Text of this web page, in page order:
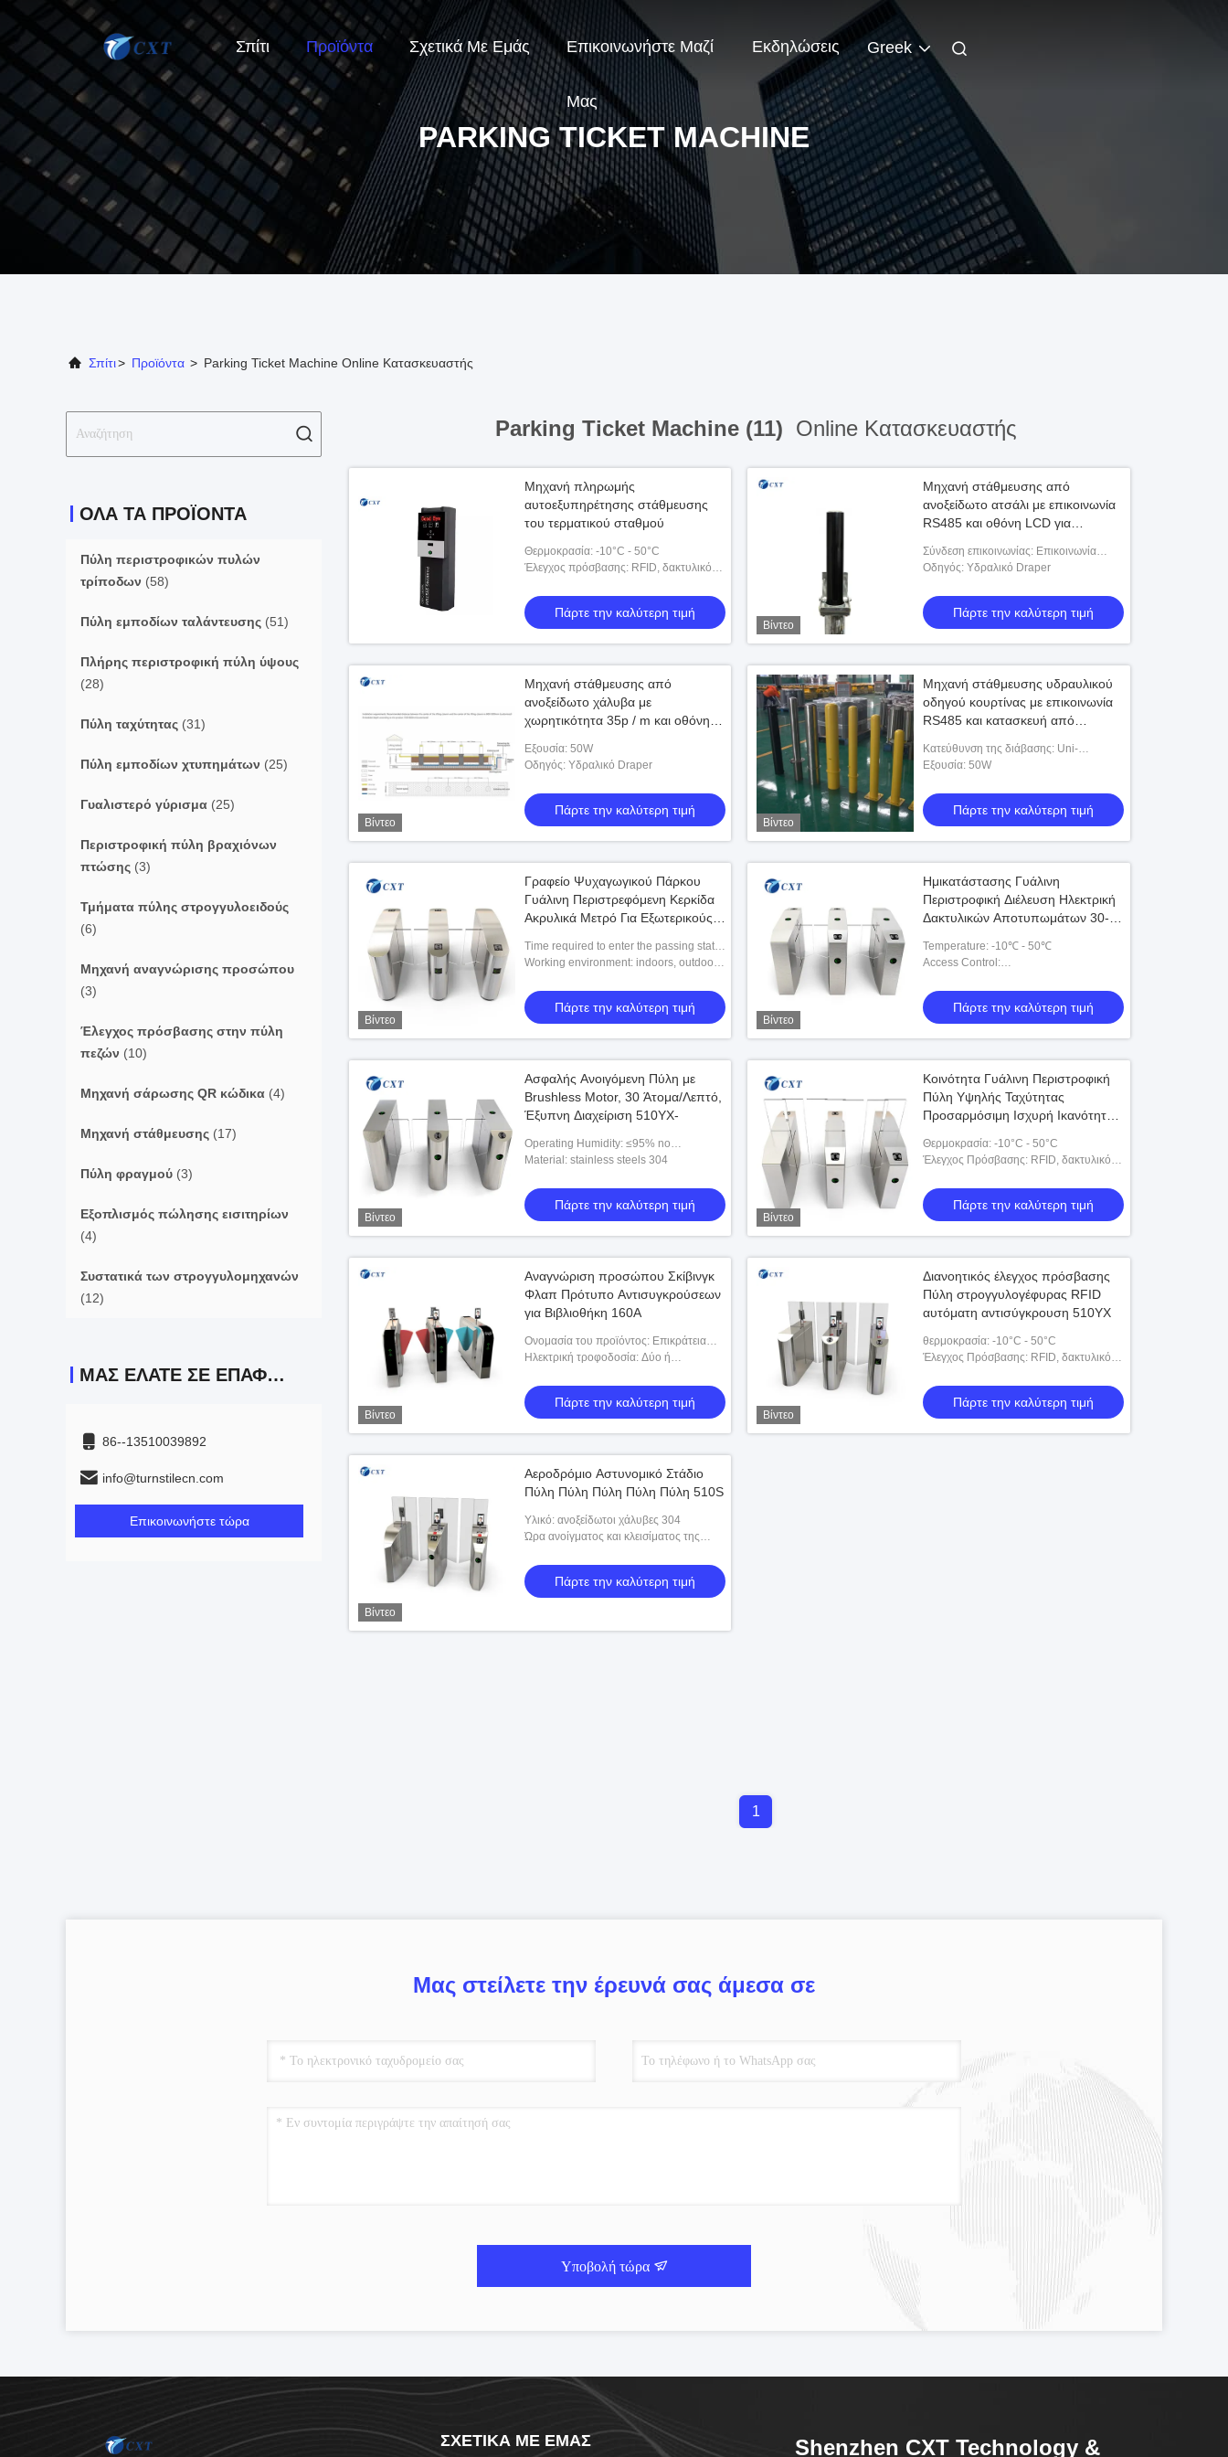
Σπίτι Προϊόντα Σχετικά Με Εμάς Επικοινωνήστε Μαζί
Μας
Εκδηλώσεις Greek
PARKING TICKET MACHINE
Σπίτι> Προϊόντα > Parking Ticket Machine Online Κατασκευαστής
ΌΛΑ ΤΑ ΠΡΟΪΌΝΤΑ
Πύλη περιστροφικών πυλών
τρίποδων (58)
Πύλη εμποδίων ταλάντευσης (51)
Πλήρης περιστροφική πύλη ύψους
(28)
Πύλη ταχύτητας (31)
Πύλη εμποδίων χτυπημάτων (25)
Γυαλιστερό γύρισμα (25)
Περιστροφική πύλη βραχιόνων
πτώσης (3)
Τμήματα πύλης στρογγυλοειδούς
(6)
Μηχανή αναγνώρισης προσώπου
(3)
Έλεγχος πρόσβασης στην πύλη
πεζών (10)
Μηχανή σάρωσης QR κώδικα (4)
Μηχανή στάθμευσης (17)
Πύλη φραγμού (3)
Εξοπλισμός πώλησης εισιτηρίων
(4)
Συστατικά των στρογγυλομηχανών
(12)
ΜΑΣ ΕΛΆΤΕ ΣΕ ΕΠΑΦΉ ΜΕ
86--13510039892
info@turnstilecn.com
Επικοινωνήστε τώρα
Parking Ticket Machine (11) Online Κατασκευαστής
Μηχανή πληρωμής
αυτοεξυπηρέτησης στάθμευσης
του τερματικού σταθμού
Θερμοκρασία: -10°C - 50°C
Έλεγχος πρόσβασης: RFID, δακτυλικό
συμβολικό
Πάρτε την καλύτερη τιμή
Βίντεο
Μηχανή στάθμευσης από
ανοξείδωτο ατσάλι με επικοινωνία
RS485 και οθόνη LCD για
στάθμευσης
Σύνδεση επικοινωνίας: Επικοινωνία
RS485
Οδηγός: Υδραλικό Draper
Πάρτε την καλύτερη τιμή
Βίντεο
Μηχανή στάθμευσης από
ανοξείδωτο χάλυβα με
χωρητικότητα 35p / m και οθόνη
διαχείριση στάθμευσης
Εξουσία: 50W
Οδηγός: Υδραλικό Draper
Πάρτε την καλύτερη τιμή
Βίντεο
Μηχανή στάθμευσης υδραυλικού
οδηγού κουρτίνας με επικοινωνία
RS485 και κατασκευή από
Κατεύθυνση της διάβασης: Uni-
directional/Bi-κατευθυντικός
Εξουσία: 50W
Πάρτε την καλύτερη τιμή
Βίντεο
Γραφείο Ψυχαγωγικού Πάρκου
Γυάλινη Περιστρεφόμενη Κερκίδα
Ακρυλικά Μετρό Για Εξωτερικούς
Time required to enter the passing state
after power-on: 3 seconds
Working environment: indoors, outdoors
Πάρτε την καλύτερη τιμή
Βίντεο
Ημικατάστασης Γυάλινη
Περιστροφική Διέλευση Ηλεκτρική
Δακτυλικών Αποτυπωμάτων 30-40
510B-
Temperature: -10℃ - 50℃
Access Control:
Πάρτε την καλύτερη τιμή
Βίντεο
Ασφαλής Ανοιγόμενη Πύλη με
Brushless Motor, 30 Άτομα/Λεπτό,
Έξυπνη Διαχείριση 510YX-
Operating Humidity: ≤95% no
condensation
Material: stainless steels 304
Πάρτε την καλύτερη τιμή
Βίντεο
Κοινότητα Γυάλινη Περιστροφική
Πύλη Υψηλής Ταχύτητας
Προσαρμόσιμη Ισχυρή Ικανότητα
Θερμοκρασία: -10°C - 50°C
Έλεγχος Πρόσβασης: RFID, δακτυλικό
διακριτικό
Πάρτε την καλύτερη τιμή
Βίντεο
Αναγνώριση προσώπου Σκίβινγκ
Φλαπ Πρότυπο Αντισυγκρούσεων
για Βιβλιοθήκη 160A
Ονομασία του προϊόντος: Επικράτεια
διακοπής πρόσβασης,συσκευή
πρόσβασης,συσκευή διακοπής πρόσβ
Ηλεκτρική τροφοδοσία: Δύο ή
κατηγορίες:
Πάρτε την καλύτερη τιμή
Βίντεο
Διανοητικός έλεγχος πρόσβασης
Πύλη στρογγυλογέφυρας RFID
αυτόματη αντισύγκρουση 510YX
θερμοκρασία: -10°C - 50°C
Έλεγχος Πρόσβασης: RFID, δακτυλικό
διακριτικό
Πάρτε την καλύτερη τιμή
Βίντεο
Αεροδρόμιο Αστυνομικό Στάδιο
Πύλη Πύλη Πύλη Πύλη Πύλη 510S
Υλικό: ανοξείδωτοι χάλυβες 304
Ώρα ανοίγματος και κλεισίματος της
Πάρτε την καλύτερη τιμή
1
Μας στείλετε την έρευνά σας άμεσα σε
Υποβολή τώρα
ΣΧΕΤΙΚΆ ΜΕ ΕΜΆΣ Shenzhen CXT Technology &